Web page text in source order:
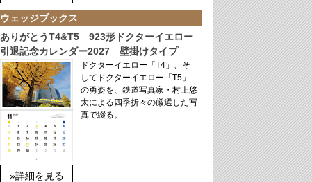
ウェッジブックス
ありがとうT4&T5 923形ドクターイエロー
引退記念カレンダー2027 壁掛けタイプ
»詳細を見る
ドクターイエロー「T4」、そ
してドクターイエロー「T5」
の勇姿を、鉄道写真家・村上悠
太による四季折々の厳選した写
真で綴る。